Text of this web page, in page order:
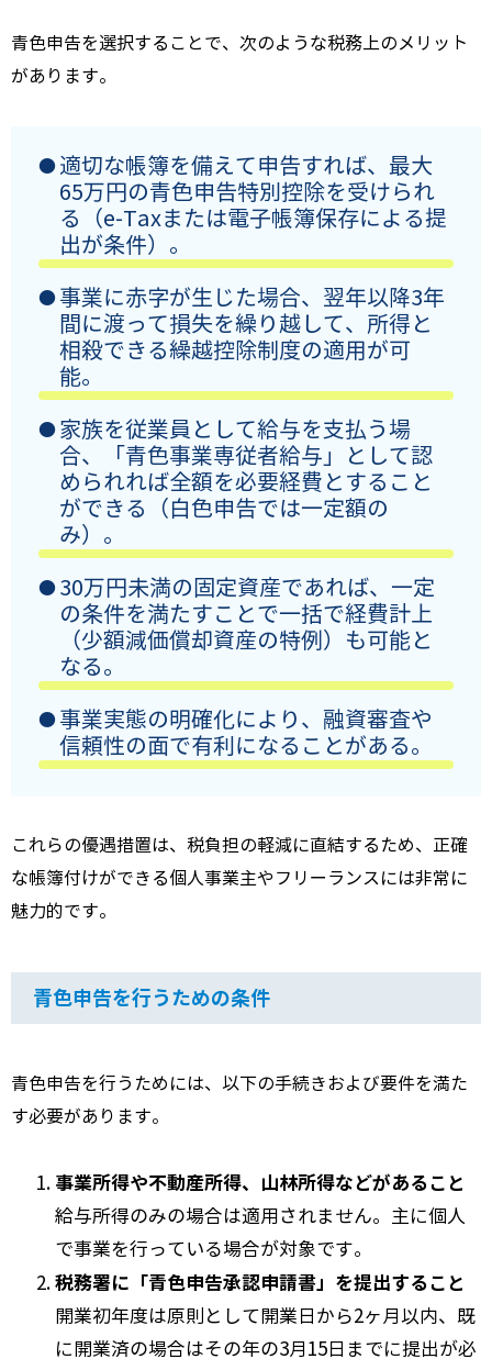
青色申告を選択することで、次のような税務上のメリット
があります。
適切な帳簿を備えて申告すれば、最大
65万円の青色申告特別控除を受けられ
る（e-Taxまたは電子帳簿保存による提
出が条件）。
事業に赤字が生じた場合、翌年以降3年
間に渡って損失を繰り越して、所得と
相殺できる繰越控除制度の適用が可
能。
家族を従業員として給与を支払う場
合、「青色事業専従者給与」として認
められれば全額を必要経費とすること
ができる（白色申告では一定額の
み）。
30万円未満の固定資産であれば、一定
の条件を満たすことで一括で経費計上
（少額減価償却資産の特例）も可能と
なる。
事業実態の明確化により、融資審査や
信頼性の面で有利になることがある。
これらの優遇措置は、税負担の軽減に直結するため、正確
な帳簿付けができる個人事業主やフリーランスには非常に
魅力的です。
青色申告を行うための条件
青色申告を行うためには、以下の手続きおよび要件を満た
す必要があります。
事業所得や不動産所得、山林所得などがあること
給与所得のみの場合は適用されません。主に個人
で事業を行っている場合が対象です。
税務署に「青色申告承認申請書」を提出すること
開業初年度は原則として開業日から2ヶ月以内、既
に開業済の場合はその年の3月15日までに提出が必